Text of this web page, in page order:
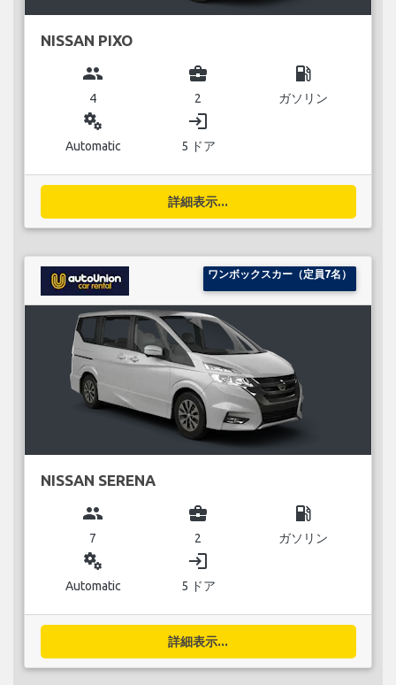
NISSAN PIXO
group
4
business_center
2
local_gas_station
ガソリン
miscellaneous_services
Automatic
login
5 ドア
詳細表示...
ワンボックスカー（定員7名）
NISSAN SERENA
group
7
business_center
2
local_gas_station
ガソリン
miscellaneous_services
Automatic
login
5 ドア
詳細表示...